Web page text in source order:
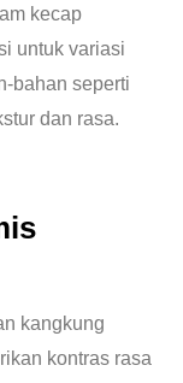
kecap
untuk variasi
bahan seperti
dan rasa.
kangkung
kontras rasa